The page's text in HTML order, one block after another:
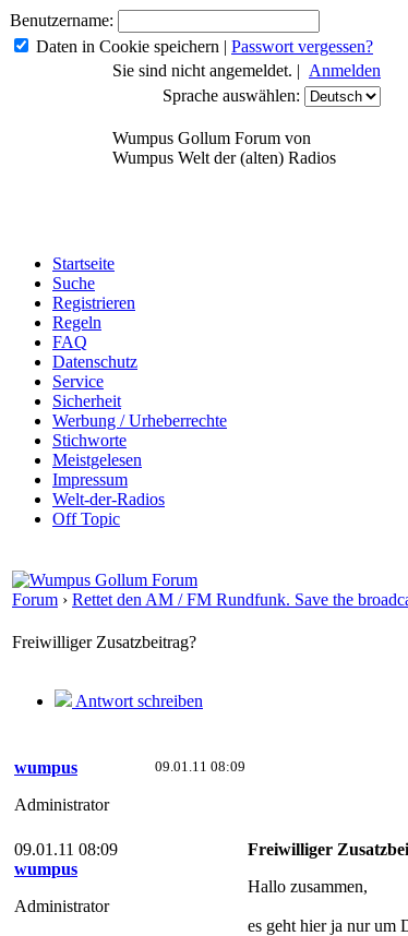
Benutzername:
Daten in Cookie speichern | Passwort vergessen?
Sie sind nicht angemeldet. | Anmelden
Sprache auswählen:
Wumpus Gollum Forum von
Wumpus Welt der (alten) Radios
Startseite
Suche
Registrieren
Regeln
FAQ
Datenschutz
Service
Sicherheit
Werbung / Urheberrechte
Stichworte
Meistgelesen
Impressum
Welt-der-Radios
Off Topic
Forum › Rettet den AM / FM Rundfunk. Save the
Freiwilliger Zusatzbeitrag?
Antwort schreiben
09.01.11 08:09
wumpus
Administrator
09.01.11 08:09
wumpus
Administrator
Freiwilliger
Hallo zusammen,
es geht hier ja nur um